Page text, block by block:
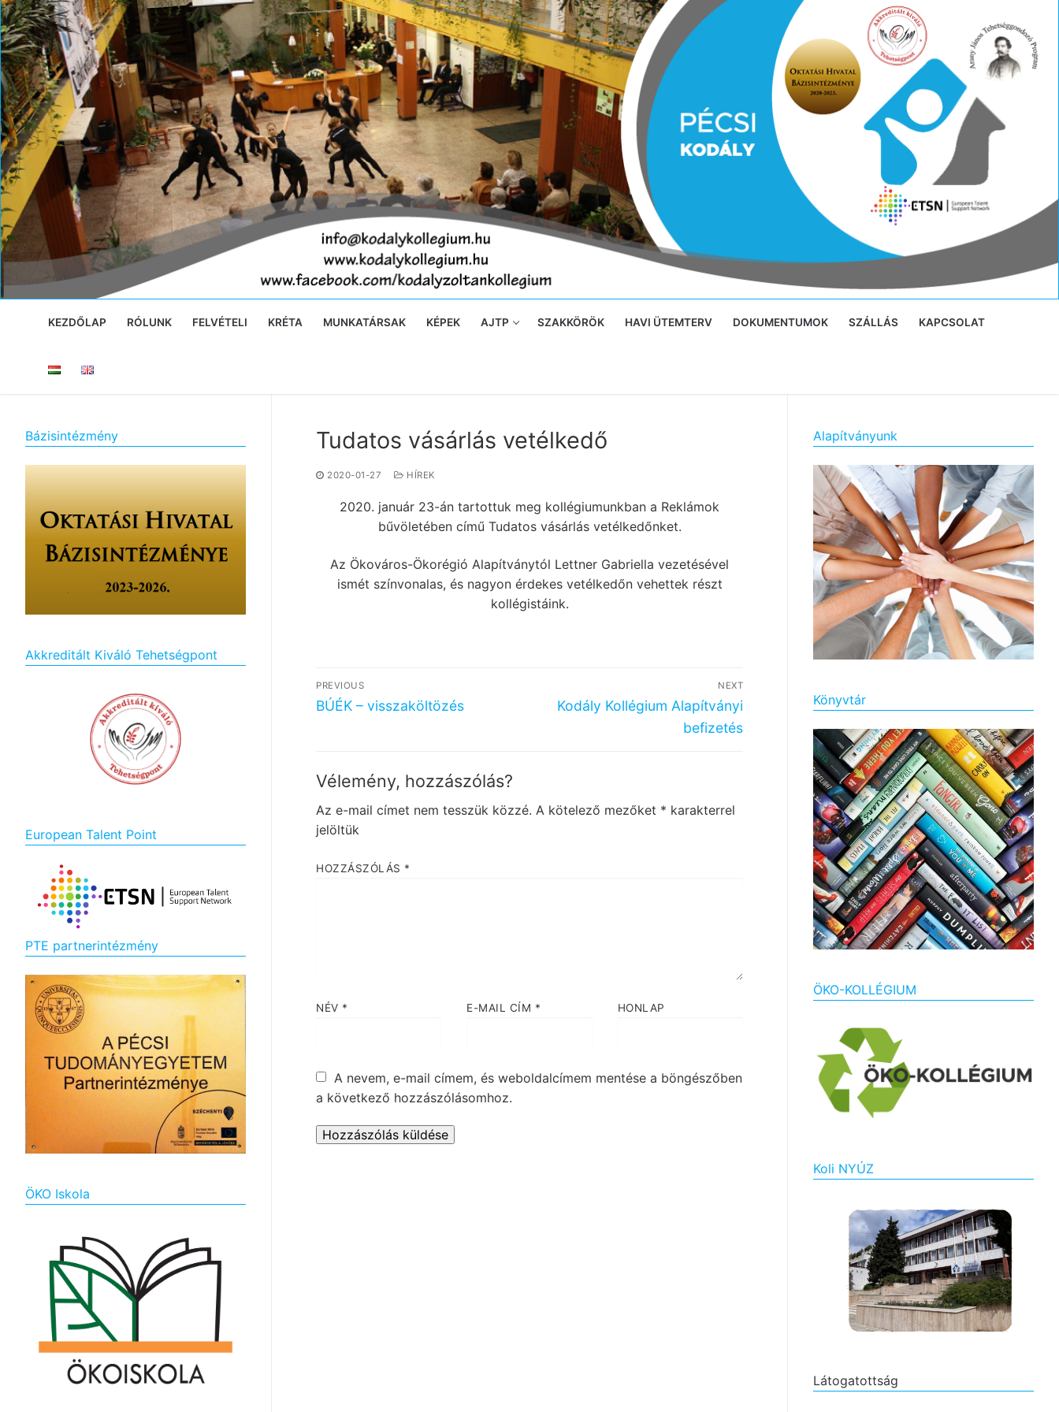
Ugrás
a
tartalomra
KEZDŐLAP RÓLUNK FELVÉTELI KRÉTA MUNKATÁRSAK KÉPEK AJTP SZAKKÖRÖK HAVI ÜTEMTERV DOKUMENTUMOK SZÁLLÁS KAPCSOLAT
Tudatos vásárlás vetélkedő
2020-01-27 HÍREK
2020. január 23-án tartottuk meg kollégiumunkban a Reklámok
bűvöletében című Tudatos vásárlás vetélkedőnket.
Az Ökováros-Ökorégió Alapítványtól Lettner Gabriella vezetésével
ismét színvonalas, és nagyon érdekes vetélkedőn vehettek részt
kollégistáink.
Bejegyzés
navigáció
PREVIOUS
Previous
BÚÉK – visszaköltözés
NEXT
Next
Kodály Kollégium Alapítványi
befizetés
Vélemény, hozzászólás?
Az e-mail címet nem tesszük közzé. A kötelező mezőket * karakterrel
jelöltük
HOZZÁSZÓLÁS *
NÉV * E-MAIL CÍM * HONLAP
A nevem, e-mail címem, és weboldalcímem mentése a böngészőben
a következő hozzászólásomhoz.
Alapítványunk
Könyvtár
ÖKO-KOLLÉGIUM
Koli NYÚZ
Látogatottság
Bázisintézmény
Akkreditált Kiváló Tehetségpont
European Talent Point
PTE partnerintézmény
ÖKO Iskola